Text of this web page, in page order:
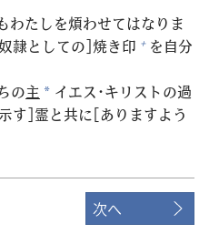
わたしを煩わせてはなりま
奴隷としての]焼き印 + を自分
の主 * イエス･キリストの過
示す]霊と共に[ありますよう
次へ